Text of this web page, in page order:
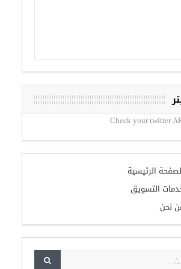
Check your twitter
الرئيسية
التسويق